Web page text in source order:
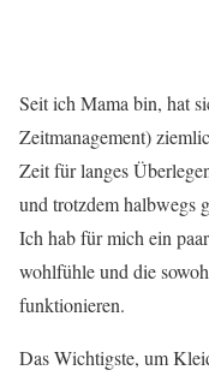
Seit ich Mama bin, hat
Zeitmanagement)
Zeit für langes
und trotzdem halbwegs
Ich hab für mich ein
wohlfühle und die
funktionieren.
Das Wichtigste, um